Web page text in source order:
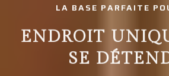
LA BASE PARFAITE
ENDROIT
SE